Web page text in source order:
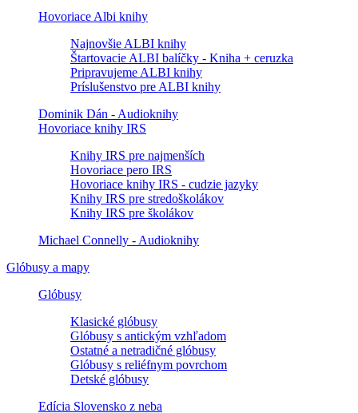
Hovoriace Albi knihy
Najnovšie ALBI knihy
Štartovacie ALBI balíčky - Kniha + ceruzka
Pripravujeme ALBI knihy
Príslušenstvo pre ALBI knihy
Dominik Dán - Audioknihy
Hovoriace knihy IRS
Knihy IRS pre najmenších
Hovoriace pero IRS
Hovoriace knihy IRS - cudzie jazyky
Knihy IRS pre stredoškolákov
Knihy IRS pre školákov
Michael Connelly - Audioknihy
Glóbusy a mapy
Glóbusy
Klasické glóbusy
Glóbusy s antickým vzhľadom
Ostatné a netradičné glóbusy
Glóbusy s reliéfnym povrchom
Detské glóbusy
Edícia Slovensko z neba